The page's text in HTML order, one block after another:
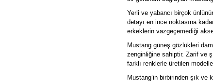
Yerli ve yabancı birçok
detayı en ince noktasına
erkeklerin vazgeçemediği
Mustang güneş gözlükleri
zenginliğine sahiptir. Zarif ve
farklı renklerle üretilen
Mustang’in birbirinden şık